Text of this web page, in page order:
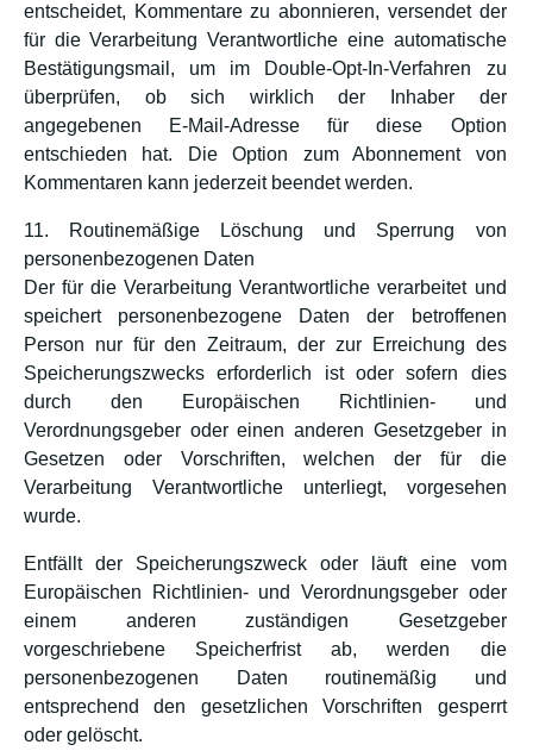
entscheidet, Kommentare zu abonnieren, versendet der
für die Verarbeitung Verantwortliche eine automatische
Bestätigungsmail, um im Double-Opt-In-Verfahren zu
überprüfen, ob sich wirklich der Inhaber der
angegebenen E-Mail-Adresse für diese Option
entschieden hat. Die Option zum Abonnement von
Kommentaren kann jederzeit beendet werden.
11. Routinemäßige Löschung und Sperrung von
personenbezogenen Daten
Der für die Verarbeitung Verantwortliche verarbeitet und
speichert personenbezogene Daten der betroffenen
Person nur für den Zeitraum, der zur Erreichung des
Speicherungszwecks erforderlich ist oder sofern dies
durch den Europäischen Richtlinien- und
Verordnungsgeber oder einen anderen Gesetzgeber in
Gesetzen oder Vorschriften, welchen der für die
Verarbeitung Verantwortliche unterliegt, vorgesehen
wurde.
Entfällt der Speicherungszweck oder läuft eine vom
Europäischen Richtlinien- und Verordnungsgeber oder
einem anderen zuständigen Gesetzgeber
vorgeschriebene Speicherfrist ab, werden die
personenbezogenen Daten routinemäßig und
entsprechend den gesetzlichen Vorschriften gesperrt
oder gelöscht.